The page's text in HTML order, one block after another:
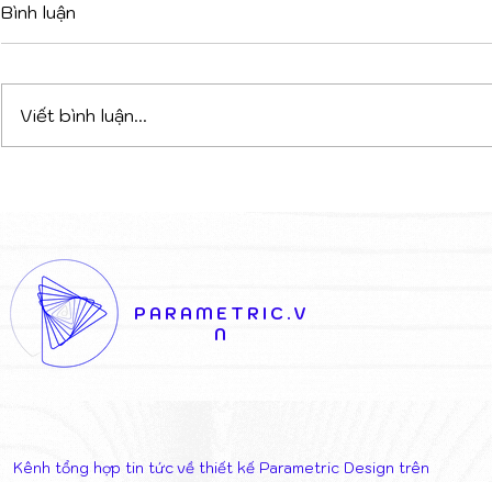
KẾT NỐI NGHỆ THUẬT VÀ
KIẾN TRÚC
Bình luận
Viết bình luận...
PARAMETRIC.V
N
Kênh tổng hợp tin tức về thiết kế Parametric Design trên